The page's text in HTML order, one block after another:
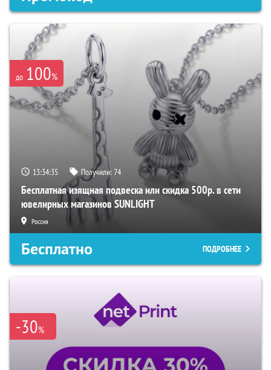
до 100%
13:34:34 Получили:74
Бесплатная изящная подвеска или скидка 500р. в сети
ювелирных магазинов SUNLIGHT
Россия
Бесплатно ПОДРОБНЕЕ
-30%